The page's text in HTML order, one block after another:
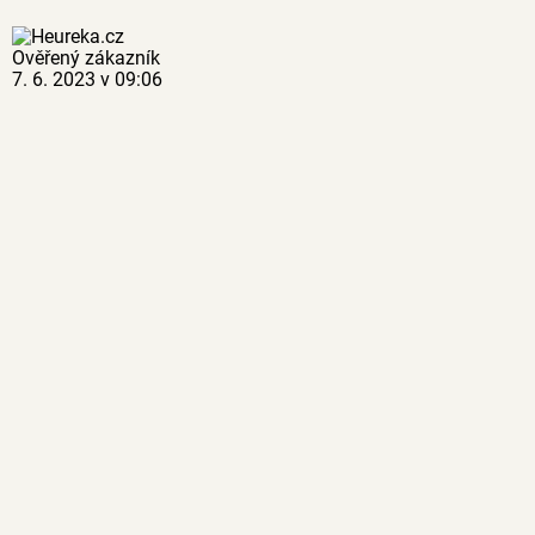
Ověřený zákazník
7. 6. 2023 v 09:06